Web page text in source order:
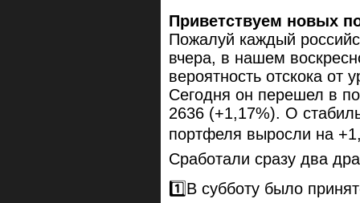
Приветствуем новых
Пожалуй каждый
вчера, в нашем
вероятность отскока
Сегодня он перешел в
2636 (+1,17%). О
портфеля выросли на
Сработали сразу два
1️⃣В субботу было